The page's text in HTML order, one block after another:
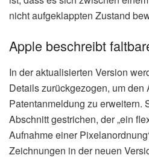
nicht aufgeklappten Zustand
Apple beschreibt
In der aktualisierten Version
Details zurückgezogen, um
Patentanmeldung zu erweitern.
Abschnitt gestrichen, der „ein
Aufnahme einer
Zeichnungen in der neuen